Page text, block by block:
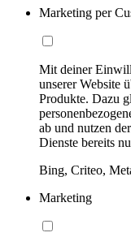
Marketing per
Mit deiner
unserer Website
Produkte. Dazu
ab und nutzen
Dienste bereits
Bing, Criteo,
Marketing